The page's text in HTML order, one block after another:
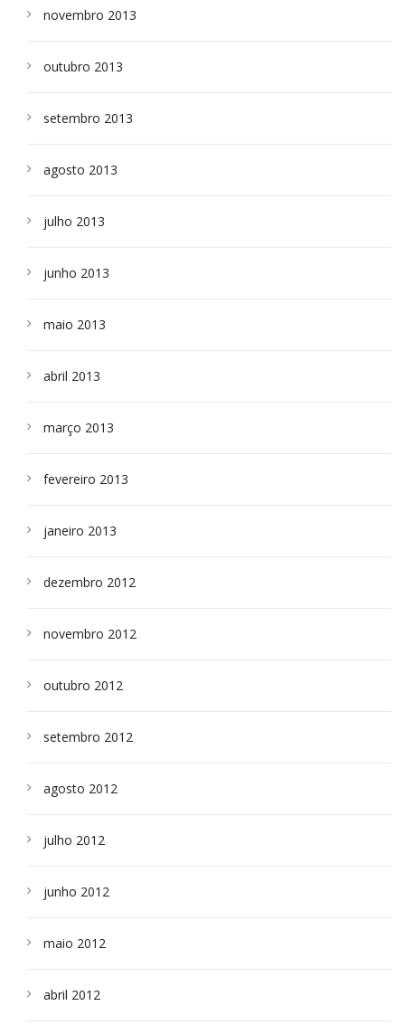
novembro 2013
outubro 2013
setembro 2013
agosto 2013
julho 2013
junho 2013
maio 2013
abril 2013
março 2013
fevereiro 2013
janeiro 2013
dezembro 2012
novembro 2012
outubro 2012
setembro 2012
agosto 2012
julho 2012
junho 2012
maio 2012
abril 2012